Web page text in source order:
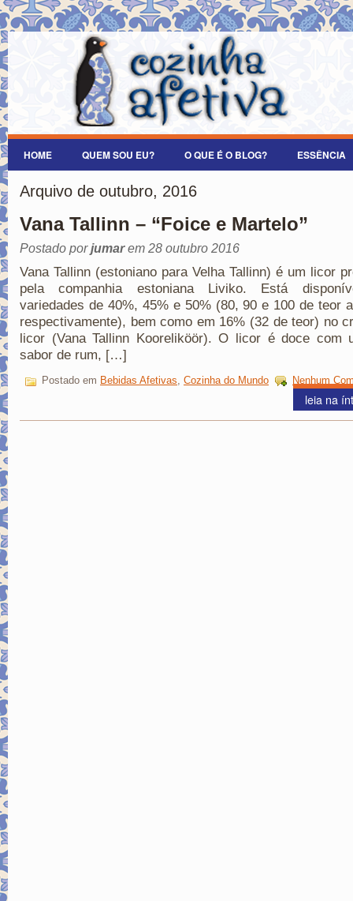
HOME QUEM SOU EU? O QUE É O BLOG? ESSÊNCIA
Arquivo de outubro, 2016
Vana Tallinn – “Foice e Martelo”
Postado porjumarem 28 outubro 2016
Vana Tallinn (estoniano para Velha Tallinn) é um licor
pela companhia estoniana Liviko. Está
variedades de 40%, 45% e 50% (80, 90 e 100 de teor
respectivamente), bem como em 16% (32 de teor) no
licor (Vana Tallinn Kooreliköör). O licor é doce com
sabor de rum, […]
Postado em Bebidas Afetivas, Cozinha do Mundo Nenhum
leia na